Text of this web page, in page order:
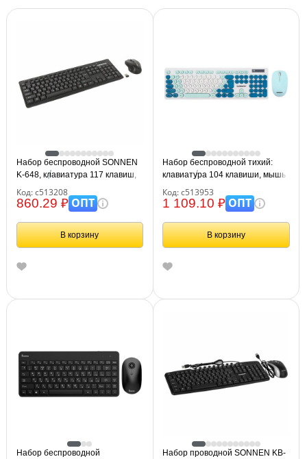
Набор беспроводной SONNEN
K-648, клавиатура 117 клавиш,
черный, 513208
Код: с513208
860.29 ₽ОПТ
В корзину
Набор беспроводной тихий:
клавиатура 104 клавиши, мышь
SONNEN K-650, белый / мятный
/ бирюзовый, 513953
Код: с513953
1 109.10 ₽ОПТ
В корзину
Набор беспроводной
Набор проводной SONNEN KB-